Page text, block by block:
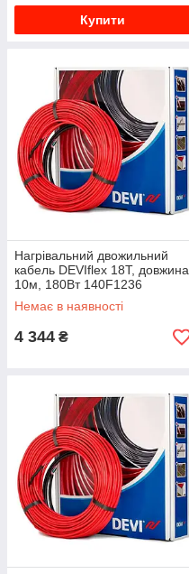
Купити
Нагрівальний двожильний
кабель DEVIflex 18T, довжина
10м, 180Вт 140F1236
Немає в наявності
4 344 ₴